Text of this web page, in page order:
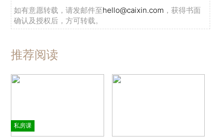
如有意愿转载，请发邮件至hello@caixin.com ，获得书面
确认及授权后，方可转载。
推荐阅读
私房课